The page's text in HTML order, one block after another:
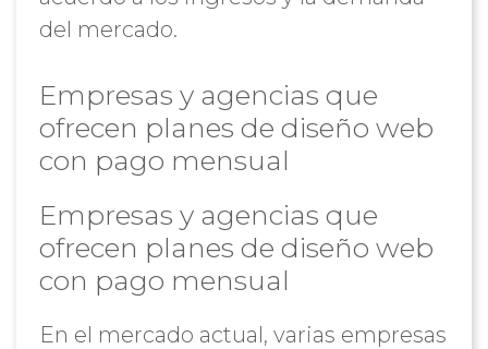
del mercado.
Empresas y agencias que
ofrecen planes de diseño web
con pago mensual
Empresas y agencias que
ofrecen planes de diseño web
con pago mensual
En el mercado actual, varias empresas